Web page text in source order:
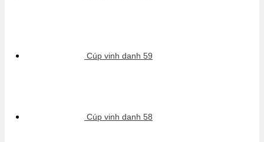
Cúp vinh danh 59
Cúp vinh danh 58